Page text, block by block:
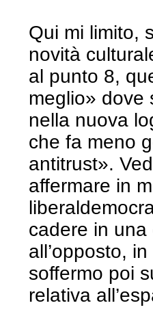
Qui mi limito,
novità
al punto 8,
meglio» dove
nella nuova
che fa meno
antitrust».
affermare in
cadere in
all’opposto,
soffermo poi
relativa